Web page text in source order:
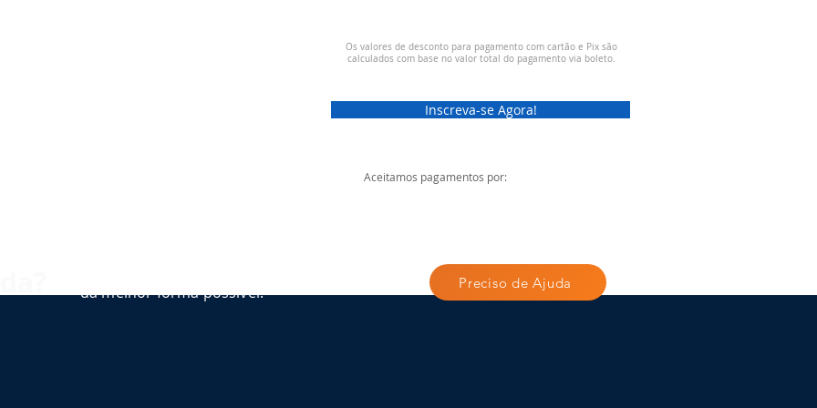
Os valores de desconto para pagamento com cartão e Pix são
calculados com base no valor total do pagamento via boleto.
Inscreva-se Agora!
Aceitamos pagamentos por:
da melhor forma possível.
Preciso de Ajuda